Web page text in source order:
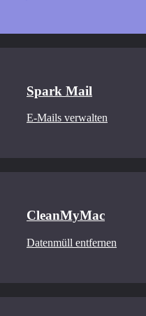
Spark Mail
E-Mails verwalten
CleanMyMac
Datenmüll entfernen